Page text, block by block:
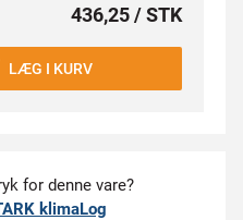
436,25 / STK
LÆG I KURV
for denne vare?
klimaLog